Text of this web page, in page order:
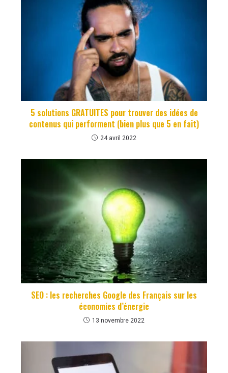
5 solutions GRATUITES pour trouver des idées de
contenus qui performent (bien plus que 5 en fait)
24 avril 2022
SEO : les recherches Google des Français sur les
économies d’énergie
13 novembre 2022